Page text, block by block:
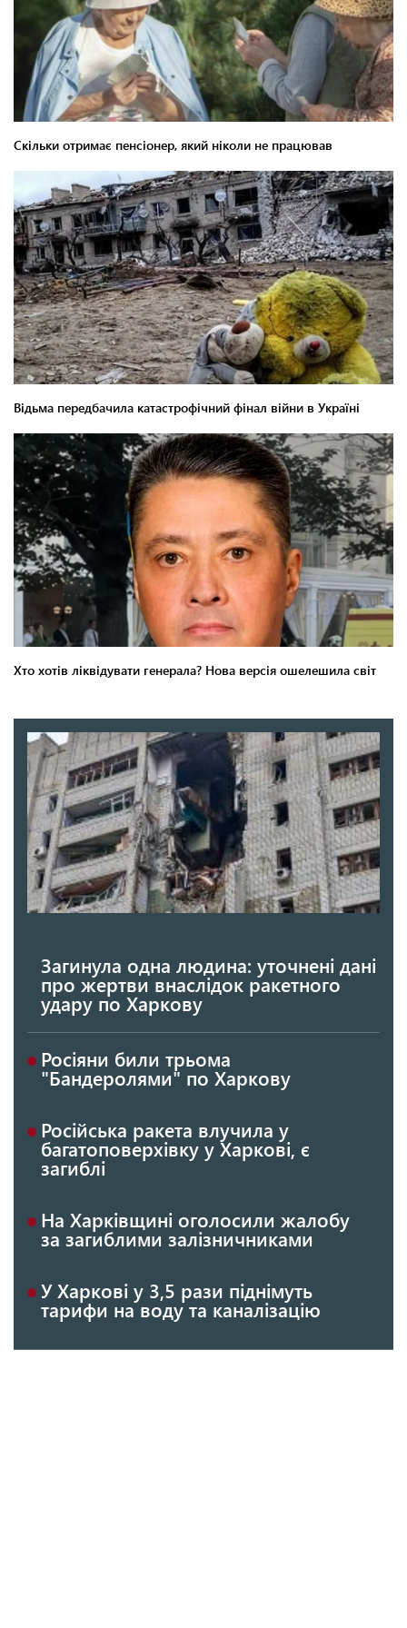
Загинула одна людина: уточнені дані
про жертви внаслідок ракетного
удару по Харкову
Росіяни били трьома
"Бандеролями" по Харкову
Російська ракета влучила у
багатоповерхівку у Харкові, є
загиблі
На Харківщині оголосили жалобу
за загиблими залізничниками
У Харкові у 3,5 рази піднімуть
тарифи на воду та каналізацію